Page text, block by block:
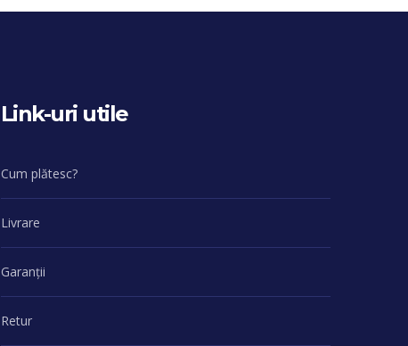
Link-uri utile
Cum plătesc?
Livrare
Garanții
Retur